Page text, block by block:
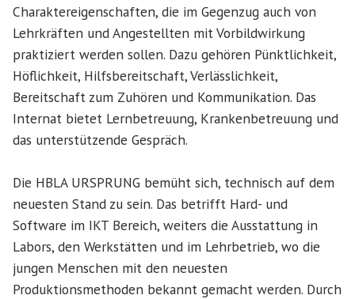
Charaktereigenschaften, die im Gegenzug auch von
Lehrkräften und Angestellten mit Vorbildwirkung
praktiziert werden sollen. Dazu gehören Pünktlichkeit,
Höflichkeit, Hilfsbereitschaft, Verlässlichkeit,
Bereitschaft zum Zuhören und Kommunikation. Das
Internat bietet Lernbetreuung, Krankenbetreuung und
das unterstützende Gespräch.
Die HBLA URSPRUNG bemüht sich, technisch auf dem
neuesten Stand zu sein. Das betrifft Hard- und
Software im IKT Bereich, weiters die Ausstattung in
Labors, den Werkstätten und im Lehrbetrieb, wo die
jungen Menschen mit den neuesten
Produktionsmethoden bekannt gemacht werden. Durch